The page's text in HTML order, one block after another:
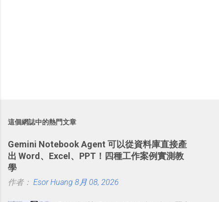
這個網誌中的熱門文章
Gemini Notebook Agent 可以從資料庫直接產
出 Word、Excel、PPT！四種工作案例實測教
學
作者： Esor Huang 8月 08, 2026